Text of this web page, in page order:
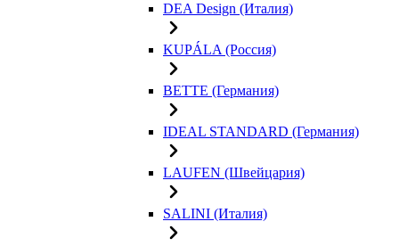
DEA Design (Италия)
KUPÁLA (Россия)
BETTE (Германия)
IDEAL STANDARD (Германия)
LAUFEN (Швейцария)
SALINI (Италия)